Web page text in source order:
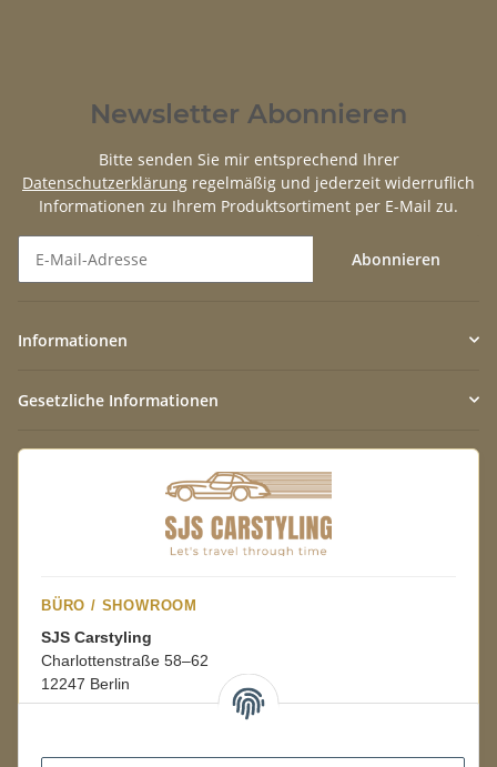
Newsletter Abonnieren
Bitte senden Sie mir entsprechend Ihrer
Datenschutzerklärung regelmäßig und jederzeit widerruflich
Informationen zu Ihrem Produktsortiment per E-Mail zu.
Abonnieren
Informationen
Gesetzliche Informationen
BÜRO / SHOWROOM
SJS Carstyling
Charlottenstraße 58–62
12247 Berlin
08:00–16:00 Uhr